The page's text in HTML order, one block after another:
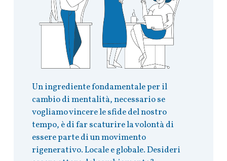
Un ingrediente fondamentale per il
cambio di mentalità, necessario se
vogliamo vincere le sfide del nostro
tempo, è di far scaturire la volontà di
essere parte di un movimento
rigenerativo. Locale e globale. Desideri